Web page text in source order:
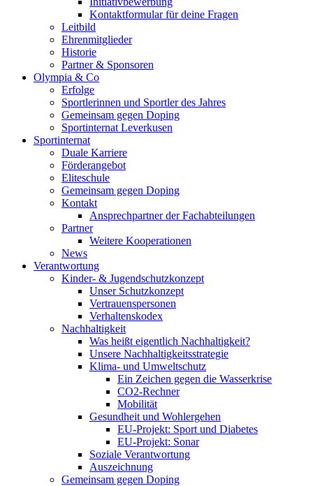
Kontaktformular für deine Fragen
Leitbild
Ehrenmitglieder
Historie
Partner & Sponsoren
Olympia & Co
Erfolge
Sportlerinnen und Sportler des Jahres
Gemeinsam gegen Doping
Sportinternat Leverkusen
Sportinternat
Duale Karriere
Förderangebot
Eliteschule
Gemeinsam gegen Doping
Kontakt
Ansprechpartner der Fachabteilungen
Partner
Weitere Kooperationen
News
Verantwortung
Kinder- & Jugendschutzkonzept
Unser Schutzkonzept
Vertrauenspersonen
Verhaltenskodex
Nachhaltigkeit
Was heißt eigentlich Nachhaltigkeit?
Unsere Nachhaltigkeitsstrategie
Klima- und Umweltschutz
Ein Zeichen gegen die Wasserkrise
CO2-Rechner
Mobilität
Gesundheit und Wohlergehen
EU-Projekt: Sport und Diabetes
EU-Projekt: Sonar
Soziale Verantwortung
Auszeichnung
Gemeinsam gegen Doping